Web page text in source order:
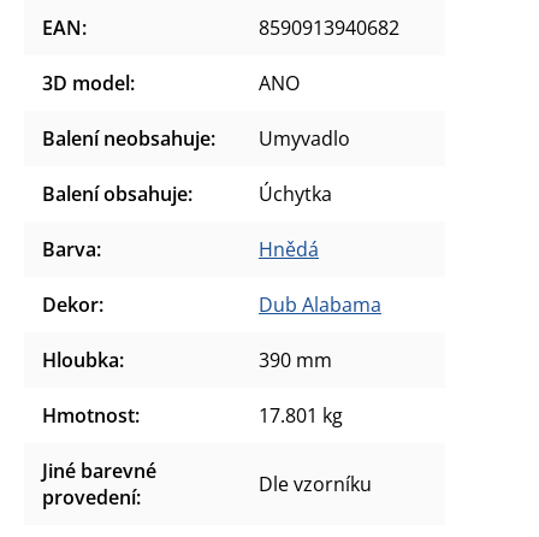
EAN: 8590913940682
3D model: ANO
Balení neobsahuje: Umyvadlo
Balení obsahuje: Úchytka
Barva: Hnědá
Dekor: Dub Alabama
Hloubka: 390 mm
Hmotnost: 17.801 kg
Jiné barevné
provedení: Dle vzorníku